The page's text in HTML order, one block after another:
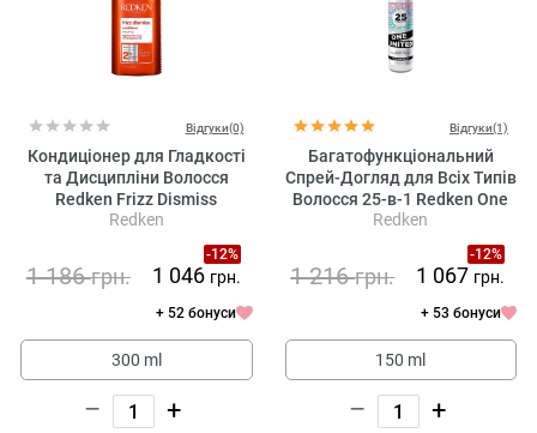
Відгуки(0)
Кондиціонер для Гладкості
та Дисципліни Волосся
Redken Frizz Dismiss
Conditioner
Redken
-12%
1 186грн. 1 046 грн.
+ 52 бонуси
300 ml
– +
Відгуки(1)
Багатофункціональний
Спрей-Догляд для Всіх Типів
Волосся 25-в-1 Redken One
United Elixir
Redken
-12%
1 216грн. 1 067 грн.
+ 53 бонуси
150 ml
– +